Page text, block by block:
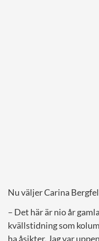
Nu väljer Carina
– Det här är nio år
kvällstidning som
ha åsikter. Jag var